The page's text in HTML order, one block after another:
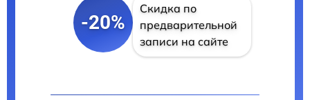
-20%
Скидка по
предварительной
записи на сайте